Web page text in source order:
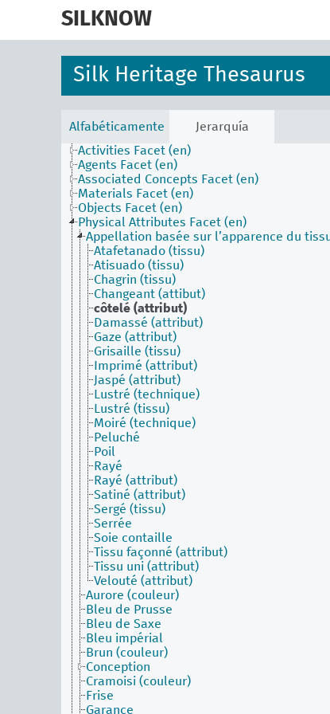
SILKNOW
Silk Heritage Thesaurus
Alfabéticamente
Jerarquía
Activities Facet (en)
Agents Facet (en)
Associated Concepts Facet (en)
Materials Facet (en)
Objects Facet (en)
Physical Attributes Facet (en)
Appellation basée sur l’apparence du
Atafetanado (tissu)
Atisuado (tissu)
Chagrin (tissu)
Changeant (attibut)
côtelé (attribut)
Damassé (attribut)
Gaze (attribut)
Grisaille (tissu)
Imprimé (attribut)
Jaspé (attribut)
Lustré (technique)
Lustré (tissu)
Moiré (technique)
Peluché
Poil
Rayé
Rayé (attribut)
Satiné (attribut)
Sergé (tissu)
Serrée
Soie contaille
Tissu façonné (attribut)
Tissu uni (attribut)
Velouté (attribut)
Aurore (couleur)
Bleu de Prusse
Bleu de Saxe
Bleu impérial
Brun (couleur)
Conception
Cramoisi (couleur)
Frise
Garance